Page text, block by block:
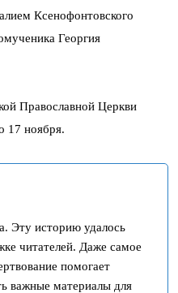
Ксенофонтовского
Георгия
Православной Церкви
17 ноября.
Эту историю удалось
читателей. Даже самое
помогает
важные материалы для